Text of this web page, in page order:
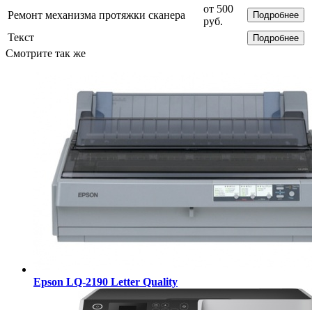
Ремонт механизма протяжки сканера
от 500
руб.
Подробнее
Текст Подробнее
Смотрите так же
Epson LQ-2190 Letter Quality